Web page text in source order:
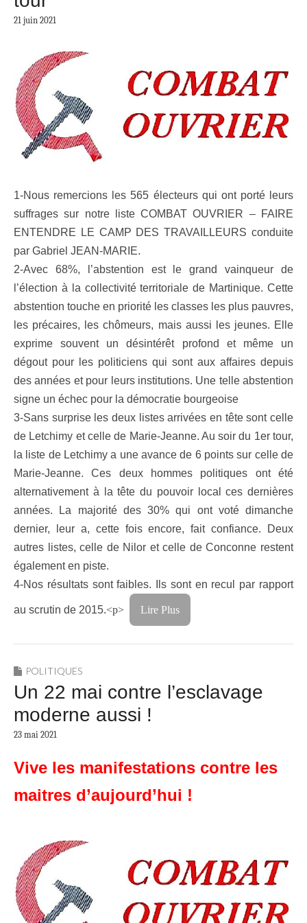
21 juin 2021
1-Nous remercions les 565 électeurs qui ont porté leurs
suffrages sur notre liste COMBAT OUVRIER – FAIRE
ENTENDRE LE CAMP DES TRAVAILLEURS conduite
par Gabriel JEAN-MARIE.
2-Avec 68%, l’abstention est le grand vainqueur de
l’élection à la collectivité territoriale de Martinique. Cette
abstention touche en priorité les classes les plus pauvres,
les précaires, les chômeurs, mais aussi les jeunes. Elle
exprime souvent un désintérêt profond et même un
dégout pour les politiciens qui sont aux affaires depuis
des années et pour leurs institutions. Une telle abstention
signe un échec pour la démocratie bourgeoise
3-Sans surprise les deux listes arrivées en tête sont celle
de Letchimy et celle de Marie-Jeanne. Au soir du 1er tour,
la liste de Letchimy a une avance de 6 points sur celle de
Marie-Jeanne. Ces deux hommes politiques ont été
alternativement à la tête du pouvoir local ces dernières
années. La majorité des 30% qui ont voté dimanche
dernier, leur a, cette fois encore, fait confiance. Deux
autres listes, celle de Nilor et celle de Conconne restent
également en piste.
4-Nos résultats sont faibles. Ils sont en recul par rapport
au scrutin de 2015.<p> Lire Plus
POLITIQUES
Un 22 mai contre l’esclavage
moderne aussi !
23 mai 2021
Vive les manifestations contre les
maitres d’aujourd’hui !